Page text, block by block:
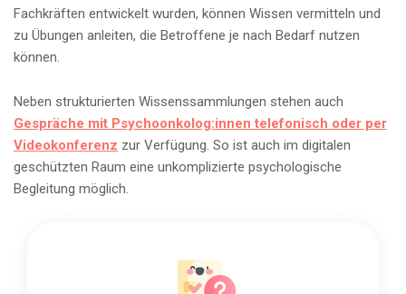
Fachkräften entwickelt wurden, können Wissen vermitteln und
zu Übungen anleiten, die Betroffene je nach Bedarf nutzen
können.
Neben strukturierten Wissenssammlungen stehen auch
Gespräche mit Psychoonkolog:innen telefonisch oder per
Videokonferenz zur Verfügung. So ist auch im digitalen
geschützten Raum eine unkomplizierte psychologische
Begleitung möglich.